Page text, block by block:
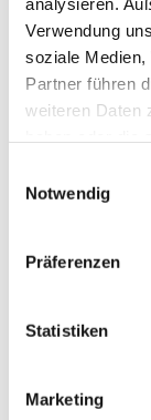
Verwendung
soziale Medien,
Partner führen
weiteren Daten
unserer
Notwendig
Präferenzen
Statistiken
Marketing
Name*
E-Mail-Adresse*